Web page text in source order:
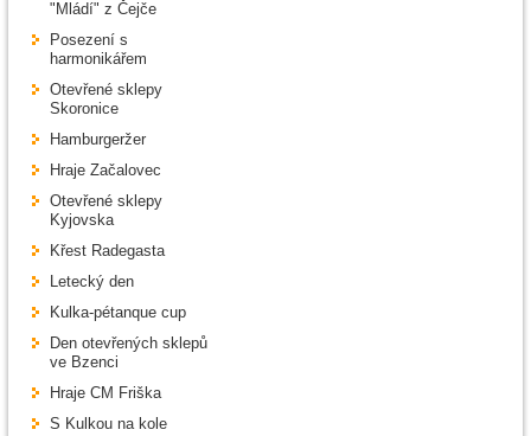
"Mládí" z Čejče
Posezení s
harmonikářem
Otevřené sklepy
Skoronice
Hamburgeržer
Hraje Začalovec
Otevřené sklepy
Kyjovska
Křest Radegasta
Letecký den
Kulka-pétanque cup
Den otevřených sklepů
ve Bzenci
Hraje CM Friška
S Kulkou na kole